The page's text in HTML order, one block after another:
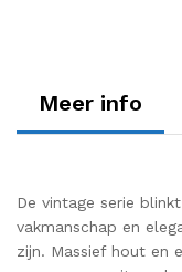
Meer info
De vintage serie
vakmanschap en
zijn. Massief hout en